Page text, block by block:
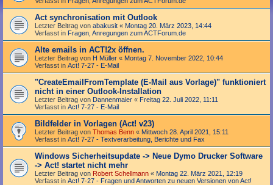
Act synchronisation mit Outlook
Letzter Beitrag von abakusit « Montag 20. März 2023, 14:44
Verfasst in Fragen, Anregungen zum ACTForum.de
Alte emails in ACT!2x öffnen.
Letzter Beitrag von H Müller « Montag 7. November 2022, 10:44
Verfasst in Act! 7-27 - E-Mail
"Create­Email­From­Template (E-Mail aus Vorlage)" funktioniert
nicht in einer Outlook-Installation
Letzter Beitrag von Dannenmaier « Freitag 22. Juli 2022, 11:11
Verfasst in Act! 7-27 - E-Mail
Bildfelder in Vorlagen (Act! v23)
Letzter Beitrag von Thomas Benn « Mittwoch 28. April 2021, 15:11
Verfasst in Act! 7-27 - Text­­ver­arbei­tung, Berichte und Fax
Windows Sicherheitsupdate -> Neue Dymo Drucker Software
-> Act! startet nicht mehr
Letzter Beitrag von Robert Schellmann « Montag 22. März 2021, 12:19
Verfasst in Act! 7-27 - Fragen und Antworten zu neuen Versionen von Act!